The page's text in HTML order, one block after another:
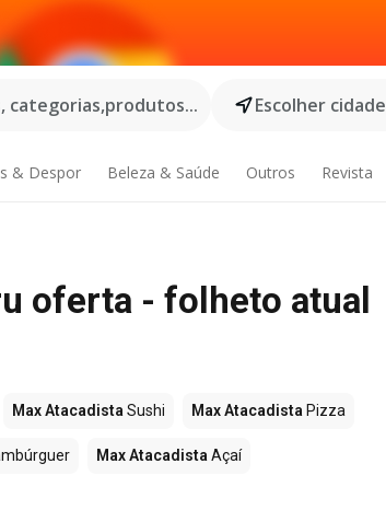
categorias,produtos...
Escolher cidade
& Despor Beleza & Saúde Outros Revista
oferta - folheto atual
Max Atacadista Sushi Max Atacadista Pizza
Max Atacadista Açaí